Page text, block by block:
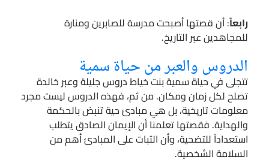
رابعاً: أن قصتها أصبحت مدرسة للصابرين ومنارة
للمجاهدين عبر التاريخ.
الدروس والعبر من حياة سمية
تتجلى في حياة سمية بنت خياط دروس جليلة وعبر خالدة
تصلح لكل زمان ومكان. من ثم، فهذه الدروس ليست مجرد
معلومات تاريخية، بل هي مبادئ حية تنبض بالحكمة
والهداية. فقصتها تعلمنا أن الإيمان الصادق يتطلب
استعداداً للتضحية، وأن الثبات على المبادئ أهم من
السلامة الشخصية.